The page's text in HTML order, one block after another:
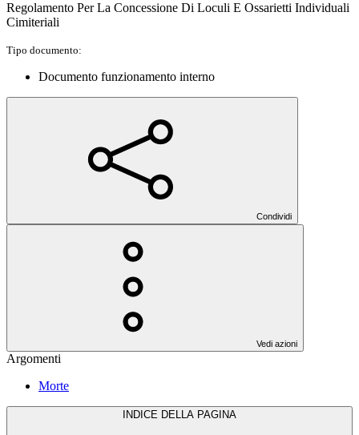
Regolamento Per La Concessione Di Loculi E Ossarietti Individuali
Cimiteriali
Tipo documento:
Documento funzionamento interno
Condividi
Vedi azioni
Argomenti
Morte
INDICE DELLA PAGINA